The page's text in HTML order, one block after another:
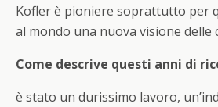
Kofler è pioniere soprattutto per
al mondo una nuova visione delle
Come descrive questi anni di
è stato un durissimo lavoro,